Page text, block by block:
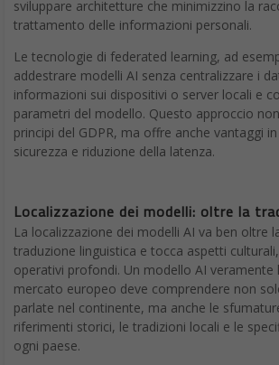
sviluppare architetture che minimizzino la
trattamento delle informazioni personali.
Le tecnologie di federated learning, ad
addestrare modelli AI senza centralizzare i
informazioni sui dispositivi o server locali e
parametri del modello. Questo approccio
principi del GDPR, ma offre anche vantaggi
sicurezza e riduzione della latenza.
Localizzazione dei modelli: oltre la
La localizzazione dei modelli AI va ben oltre
traduzione linguistica e tocca aspetti
operativi profondi. Un modello AI veramente
mercato europeo deve comprendere non
parlate nel continente, ma anche le
riferimenti storici, le tradizioni locali e le
ogni paese.